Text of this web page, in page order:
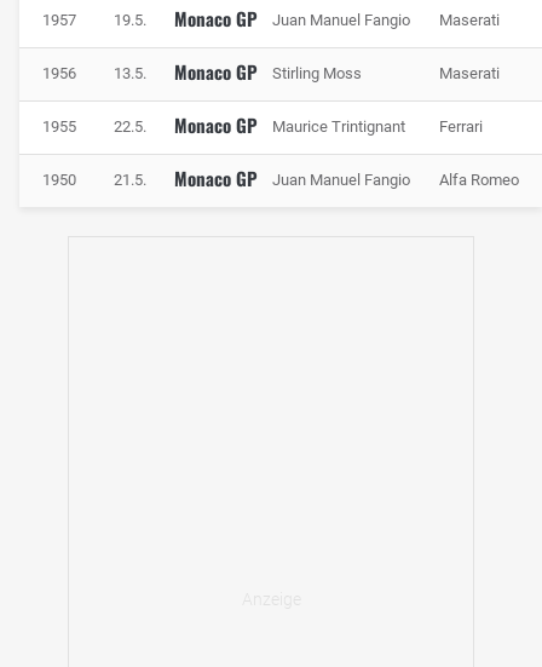
1957 19.5. Monaco GP Juan Manuel Fangio Maserati
1956 13.5. Monaco GP Stirling Moss Maserati
1955 22.5. Monaco GP Maurice Trintignant Ferrari
1950 21.5. Monaco GP Juan Manuel Fangio Alfa Romeo